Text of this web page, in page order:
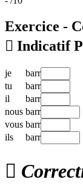
Exercice -
 Indicatif
je
barr
tu
barr
il
barr
nous barr
vous barr
ils
barr
